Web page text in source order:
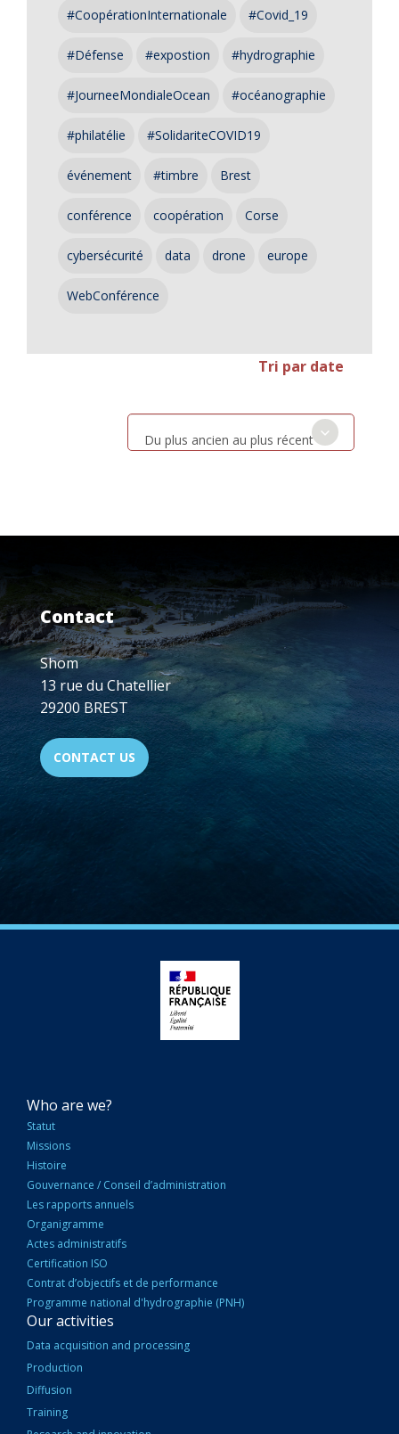
#CoopérationInternationale #Covid_19
#Défense #expostion #hydrographie
#JourneeMondialeOcean #océanographie
#philatélie #SolidariteCOVID19
événement #timbre Brest
conférence coopération Corse
cybersécurité data drone europe
WebConférence
Tri par date
Du plus ancien au plus récent
Contact
Shom
13 rue du Chatellier
29200 BREST
CONTACT US
NAVIGATION
PRINCIPALE
Who are we?
Statut
Missions
Histoire
Gouvernance / Conseil d’administration
Les rapports annuels
Organigramme
Actes administratifs
Certification ISO
Contrat d’objectifs et de performance
Programme national d'hydrographie (PNH)
Our activities
Data acquisition and processing
Production
Diffusion
Training